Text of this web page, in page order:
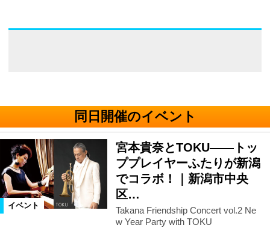
同日開催のイベント
イベント
宮本貴奈とTOKU――トッ
ププレイヤーふたりが新潟
でコラボ！｜新潟市中央
区…
Takana Friendship Concert vol.2 Ne
w Year Party with TOKU